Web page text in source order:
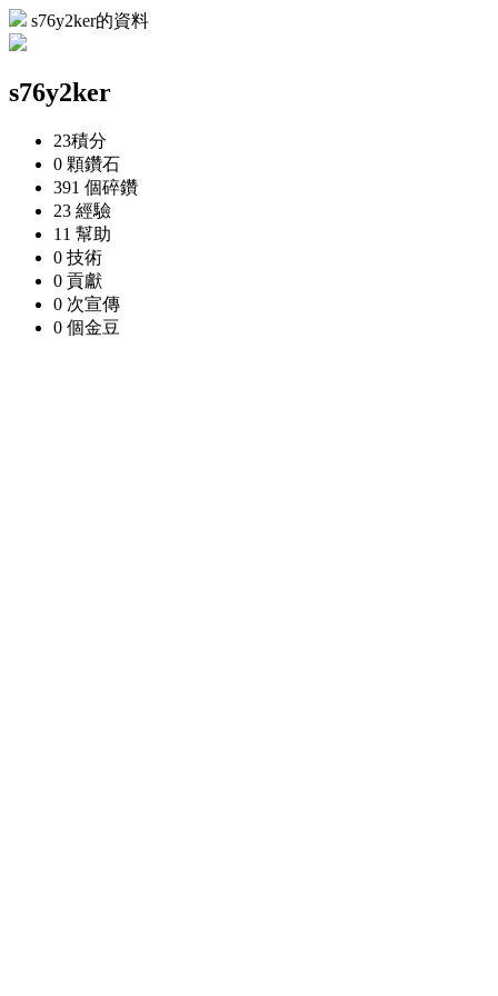
s76y2ker的資料
s76y2ker
23積分
0 顆鑽石
391 個碎鑽
23 經驗
11 幫助
0 技術
0 貢獻
0 次宣傳
0 個金豆